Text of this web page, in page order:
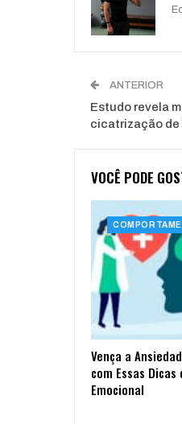
ANTERIOR
Estudo revela
cicatrização de
VOCÊ PODE
Vença a
com Essas
Emocional